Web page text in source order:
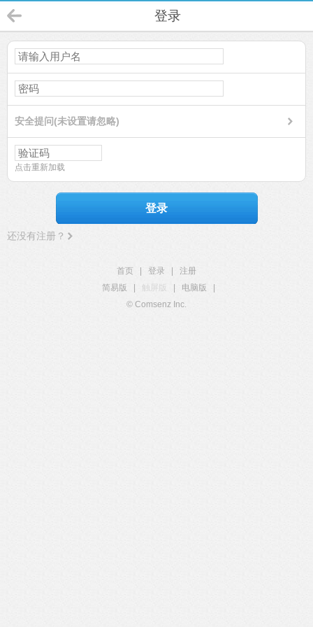
登录
安全提问(未设置请忽略)
点击重新加载
登录
还没有注册？
首页 登录
注册
简易版
触屏版 电脑版
© Comsenz Inc.